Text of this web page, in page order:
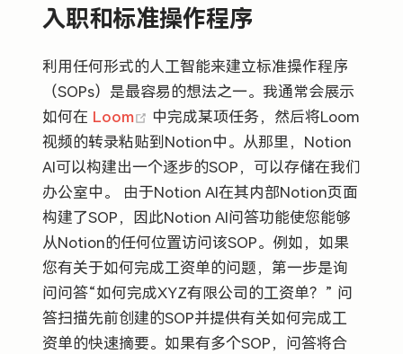
入职和标准操作程序
利用任何形式的人工智能来建立标准操作程序
（SOPs）是最容易的想法之一。我通常会展示
如何在 Loom (opens new window)
中完成某项任务，然后将Loom
视频的转录粘贴到Notion中。从那里，Notion
AI可以构建出一个逐步的SOP，可以存储在我们
办公室中。 由于Notion AI在其内部Notion页面
构建了SOP，因此Notion AI问答功能使您能够
从Notion的任何位置访问该SOP。例如，如果
您有关于如何完成工资单的问题，第一步是询
问问答“如何完成XYZ有限公司的工资单？” 问
答扫描先前创建的SOP并提供有关如何完成工
资单的快速摘要。如果有多个SOP，问答将合